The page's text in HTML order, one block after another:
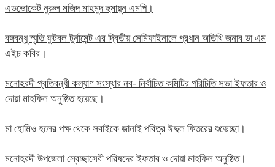
এডভোকেট নুরুল মজিদ মাহমুদ হুমায়ূন এমপি।
বঙ্গবন্ধু স্মৃতি ফুটবল টুর্নামেন্ট এর দ্বিতীয় সেমিফাইনালে প্রধান অতিথি জনাব ডা এম
এইচ কবির।
মনোহরদী প্রতিবন্ধী কল্যাণ সংস্থার নব- নির্বাচিত কমিটির পরিচিতি সভা ইফতার ও
দোয়া মাহফিল অনুষ্ঠিত হয়েছে।
মা হোমিও হলের পক্ষ থেকে সবাইকে জানাই পবিত্র ঈদুল ফিতরের শুভেচ্ছা।
মনোহরদী উপজেলা স্বেচ্ছাসেবী পরিষদের ইফতার ও দোয়া মাহফিল অনুষ্ঠিত।